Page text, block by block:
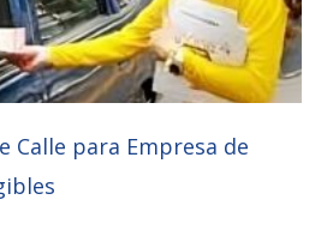
Calle para Empresa de